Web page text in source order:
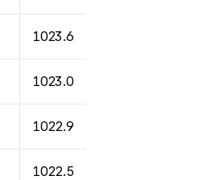
1023.6
1023.0
1022.9
1022.5